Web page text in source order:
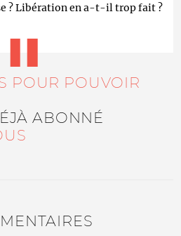
? Libération en a-t-il trop fait ?
POUR POUVOIR
ABONNÉ